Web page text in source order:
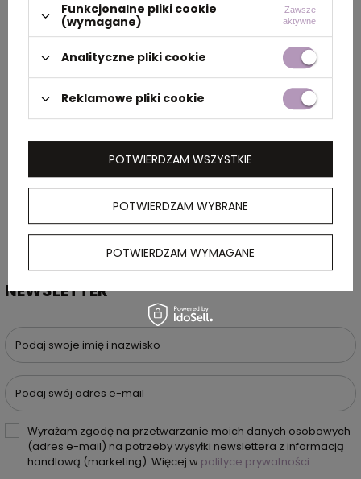
PAKOWANIE
Waga
kartonu
1.02
NEWSLETTER
Podaj swoje imię i nazwisko
Podaj swój adres e-mail
Wyrażam zgodę na przetwarzanie moich danych osobowych
(adres e-mail) na potrzeby wysyłki newslettera z informacją
handlową (marketing). Więcej w polityce prywatności.
Funkcjonalne pliki cookie
(wymagane)
Zawsze
aktywne
Analityczne pliki cookie
Reklamowe pliki cookie
POTWIERDZAM WYBRANE
POTWIERDZAM WYMAGANE
POTWIERDZAM WSZYSTKIE